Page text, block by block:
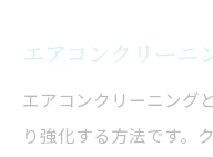
エアコンクリーニ
エアコンクリーニング
り強化する方法です。